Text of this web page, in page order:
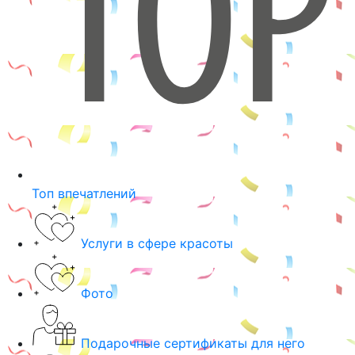
Топ впечатлений
Услуги в сфере красоты
Фото
Подарочные сертификаты для него